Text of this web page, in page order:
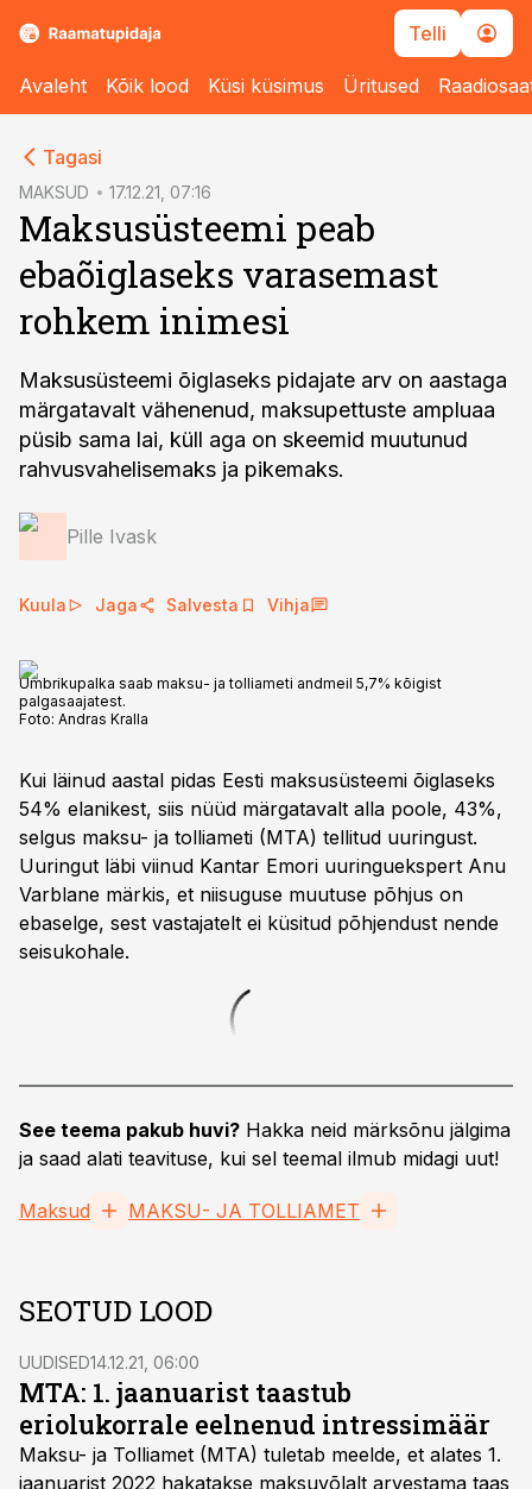
Telli
Avaleht Kõik lood Küsi küsimus Üritused
Tagasi
MAKSUD 17.12.21, 07:16
Maksusüsteemi peab
ebaõiglaseks varasemast
rohkem inimesi
Maksusüsteemi õiglaseks pidajate arv on aastaga
märgatavalt vähenenud, maksupettuste ampluaa
püsib sama lai, küll aga on skeemid muutunud
rahvusvahelisemaks ja pikemaks.
Pille Ivask
Kuula Jaga Salvesta Vihja
Ümbrikupalka saab maksu- ja tolliameti andmeil 5,7% kõigist
palgasaajatest.
Foto: Andras Kralla
Kui läinud aastal pidas Eesti maksusüsteemi õiglaseks
54% elanikest, siis nüüd märgatavalt alla poole, 43%,
selgus maksu- ja tolliameti (MTA) tellitud uuringust.
Uuringut läbi viinud Kantar Emori uuringuekspert Anu
Varblane märkis, et niisuguse muutuse põhjus on
ebaselge, sest vastajatelt ei küsitud põhjendust nende
seisukohale.
See teema pakub huvi? Hakka neid märksõnu jälgima
ja saad alati teavituse, kui sel teemal ilmub midagi uut!
Maksud MAKSU- JA TOLLIAMET
SEOTUD LOOD
UUDISED14.12.21, 06:00
MTA: 1. jaanuarist taastub
eriolukorrale eelnenud intressimäär
Maksu- ja Tolliamet (MTA) tuletab meelde, et alates 1.
jaanuarist 2022 hakatakse maksuvõlalt arvestama taas